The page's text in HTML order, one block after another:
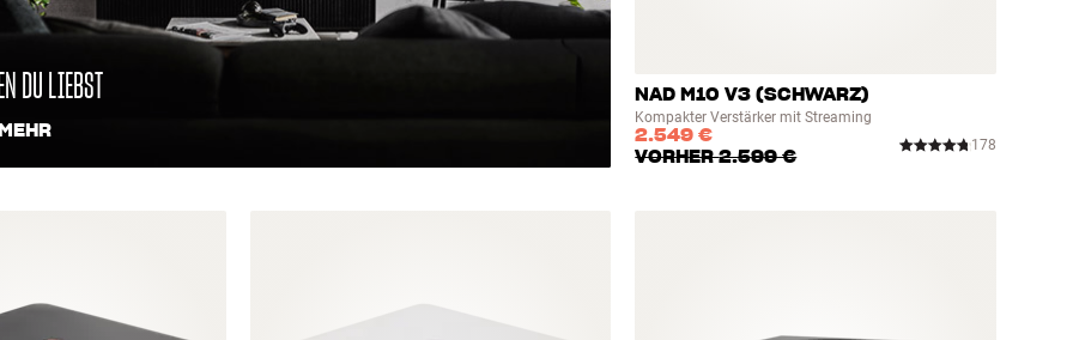
DU LIEBST NAD M10 V3 (SCHWARZ)
Kompakter Verstärker mit Streaming
2.549 €
VORHER2.599 €
178